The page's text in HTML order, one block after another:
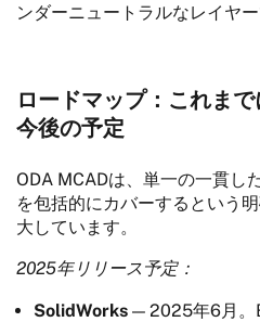
ンダーニュートラルなレイヤー
ロードマップ：これま
今後の予定
ODA MCADは、単一の一貫し
を包括的にカバーするという
大しています。
2025年リリース予定：
SolidWorks — 2025年6月。